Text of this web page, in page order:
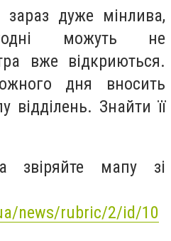
зараз дуже мінлива,
можуть не
вже відкриються.
дня вносить
Знайти її
звіряйте мапу зі
news/rubric/2/id/10